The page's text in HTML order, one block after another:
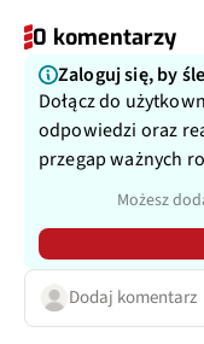
0 komentarzy
Zaloguj się, by
Dołącz do
odpowiedzi oraz
przegap ważnych
Możesz
Dodaj komentarz